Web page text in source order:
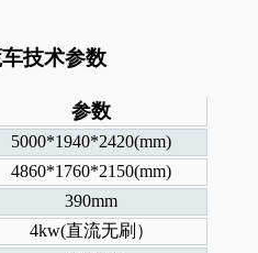
技术参数
参数
5000*1940*2420(mm)
4860*1760*2150(mm)
390mm
4kw(直流无刷）